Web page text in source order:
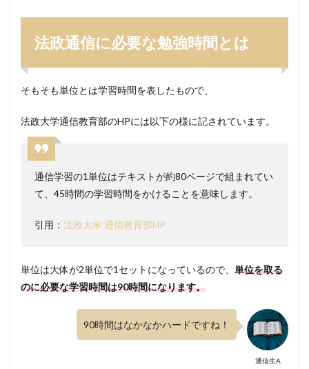
習時
間に
3
め
法政通信に必要な勉強時間とは
そもそも単位とは学習時間を表したもので、
法政大学通信教育部のHPには以下の様に記されています。
通信学習の1単位はテキストが約80ページで組まれてい
て、45時間の学習時間をかけることを意味します。
引用： 法政大学 通信教育部HP
単位は大体が2単位で1セットになっているので、 単位を取る
のに必要な学習時間は90時間になります。
通信生A
90時間はなかなかハードですね！